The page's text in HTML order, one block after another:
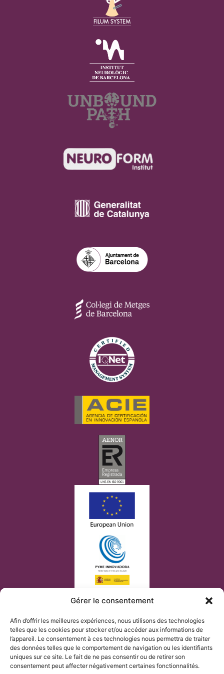
Gérer le consentement
Afin d’offrir les meilleures expériences, nous utilisons des technologies
telles que les cookies pour stocker et/ou accéder aux informations de
l’appareil. Le consentement à ces technologies nous permettra de traiter
des données telles que le comportement de navigation ou les identifiants
uniques sur ce site. Le fait de ne pas consentir ou de retirer son
consentement peut affecter négativement certaines fonctionnalités.